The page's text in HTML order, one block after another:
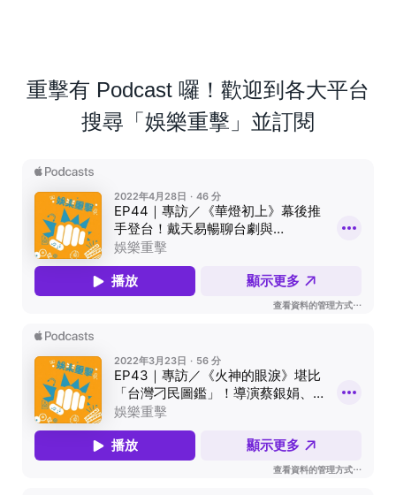
重擊有 Podcast 囉！歡迎到各大平台
搜尋「娛樂重擊」並訂閱